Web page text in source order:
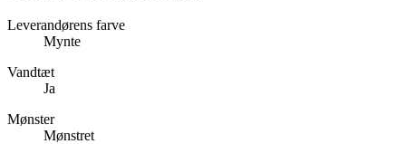
Leverandørens farve
Mynte
Vandtæt
Ja
Mønster
Mønstret